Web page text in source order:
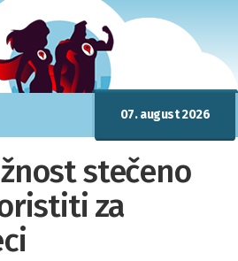
07. august 2026
stečeno
za